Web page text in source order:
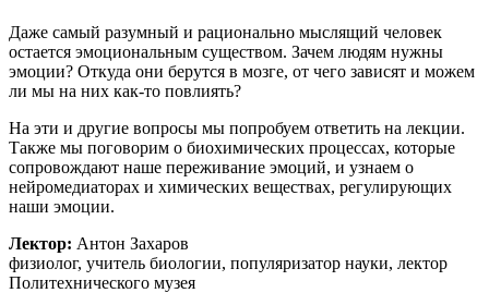
Даже самый разумный и рационально мыслящий человек
остается эмоциональным существом. Зачем людям нужны
эмоции? Откуда они берутся в мозге, от чего зависят и можем
ли мы на них как-то повлиять?
На эти и другие вопросы мы попробуем ответить на лекции.
Также мы поговорим о биохимических процессах, которые
сопровождают наше переживание эмоций, и узнаем о
нейромедиаторах и химических веществах, регулирующих
наши эмоции.
Лектор: Антон Захаров
физиолог, учитель биологии, популяризатор науки, лектор
Политехнического музея